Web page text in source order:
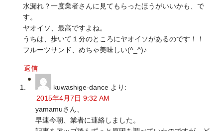
水漏れ？一度業者さんに見てもらったほうがいいかも、で
す。
ヤオイソ、最高ですよね。
うちは、歩いて１分のところにヤオイソがあるのです！！
フルーツサンド、めちゃ美味しい(^_^)♪
返信
kuwashige-dance より:
2015年4月7日 9:32 AM
yamamuさん、
早速今朝、業者に連絡しました。